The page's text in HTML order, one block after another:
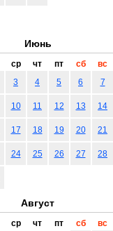
Июнь
ср чт пт сб
вс
3 4 5 6 7
10 11 12 13 14
17 18 19 20 21
24 25 26 27 28
Август
ср чт пт сб
вс